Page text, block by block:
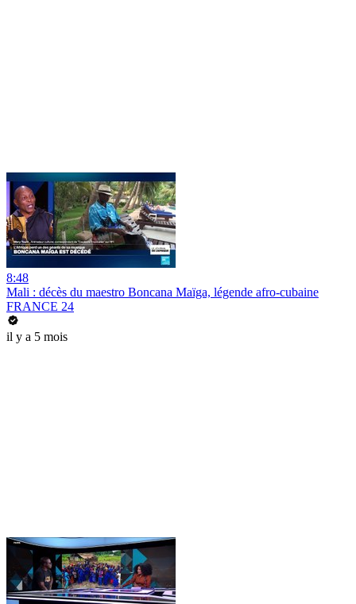
8:48
Mali : décès du maestro Boncana Maïga, légende afro-cubaine
FRANCE 24
il y a 5 mois